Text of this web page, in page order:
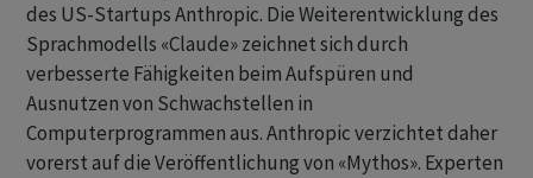
des US-Startups Anthropic. Die Weiterentwicklung ⁠des
Sprachmodells «Claude» zeichnet sich durch
verbesserte Fähigkeiten beim Aufspüren und ​
Ausnutzen von Schwachstellen in
Computerprogrammen ⁠aus. Anthropic verzichtet daher
vorerst auf die Veröffentlichung von «Mythos». Experten